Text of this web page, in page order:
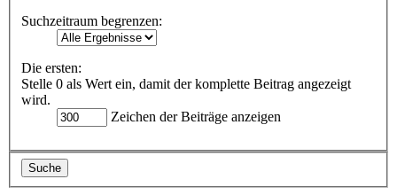
Suchzeitraum begrenzen:
Die ersten:
Stelle 0 als Wert ein, damit der komplette Beitrag angezeigt
wird.
Zeichen der Beiträge anzeigen